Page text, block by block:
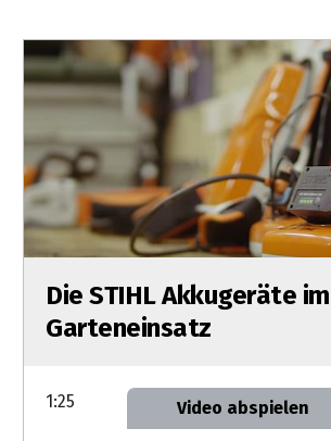
Die STIHL Akkugeräte im
Garteneinsatz
1:25 Video abspielen